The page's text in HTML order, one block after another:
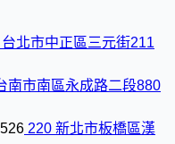
北市中正區三元街211
南市南區永成路二段880
220 新北市板橋區漢